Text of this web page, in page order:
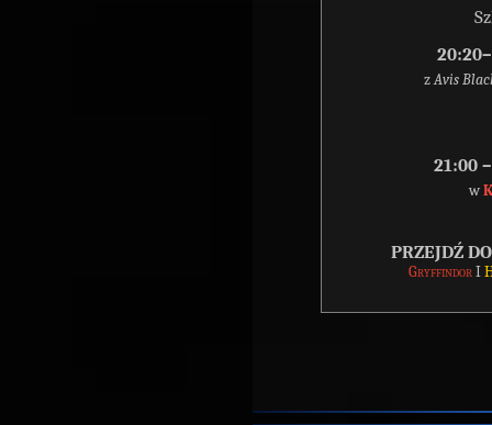
z Avis
21:00
w
PRZEJDŹ
Gryffindor I